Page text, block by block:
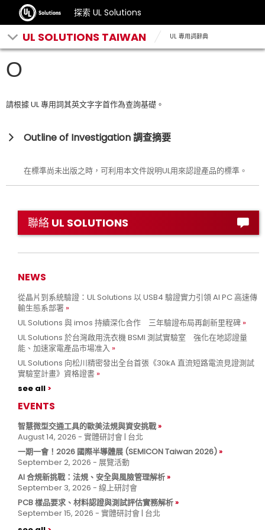
探索 UL Solutions
UL SOLUTIONS TAIWAN UL 專用詞辭典
O
請根據 UL 專用詞其英文字字首作為查詢基礎。
Outline of Investigation 調查摘要
在標準尚未出版之時，可利用本文件說明UL用來認證產品的標準。
聯絡 UL SOLUTIONS
NEWS
從晶片到系統驗證：UL Solutions 以 USB4 驗證實力引領 AI PC 高速傳
輸生態系部署
UL Solutions 與 imos 持續深化合作 三年驗證布局再創新里程碑
UL Solutions 於台灣啟用洗衣機 BSMI 測試實驗室 強化在地認證量
能、加速家電產品市場准入
UL Solutions 向松川精密發出全台首張《30kA 直流短路電流見證測試
實驗室計畫》資格證書
see all
EVENTS
智慧微型交通工具的歐美法規與資安挑戰
August 14, 2026 - 實體研討會 | 台北
一期一會！2026 國際半導體展 (SEMICON Taiwan 2026)
September 2, 2026 - 展覽活動
AI 合規新挑戰：法規、安全與風險管理解析
September 3, 2026 - 線上研討會
PCB 樣品要求、材料認證與測試評估實務解析
September 15, 2026 - 實體研討會 | 台北